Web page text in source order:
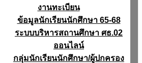
งานทะเบียน
ข้อมูลนักเรียนนักศึกษา 65-68
ระบบบริหารสถานศึกษา ศธ.02
ออนไลน์
กลุ่มนักเรียนนักศึกษา/ผู้ปกครอง